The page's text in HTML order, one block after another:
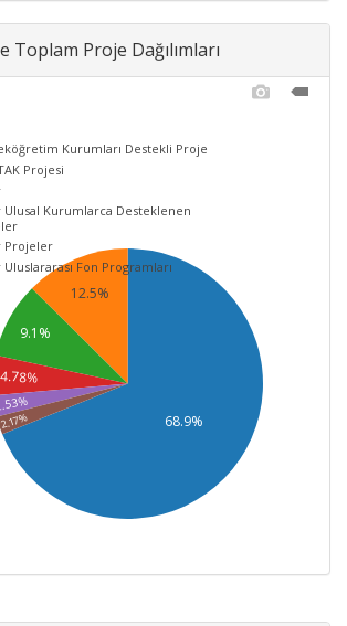
Toplam Proje Dağılımları
68.9%
12.5%
9.1%
4.78%
Kurumları Destekli Proje
Projesi
Ulusal Kurumlarca Desteklenen
Projeler
Uluslararası Fon Programları